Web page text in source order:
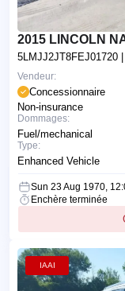
2015 LINCOLN
5LMJJ2JT8FEJ01720
Vendeur:
Concessionnaire
Non-insurance
Dommages:
Fuel/mechanical
Type:
Enhanced Vehicle
Sun 23 Aug 1970,
Enchère terminée
IAAI